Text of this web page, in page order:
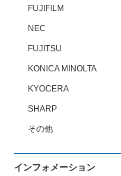
FUJIFILM
NEC
FUJITSU
KONICA MINOLTA
KYOCERA
SHARP
その他
インフォメーション